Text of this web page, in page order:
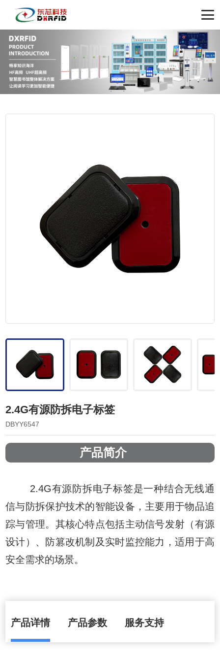
2.4G有源防拆电子标签
DBYY6547
产品简介
2.4G有源防拆电子标签是一种结合无线通
信与防拆保护技术的智能设备，主要用于物品追
踪与管理。其核心特点包括主动信号发射（有源
设计）、防篡改机制及实时监控能力，适用于高
安全需求的场景。
产品详情 产品参数 服务支持